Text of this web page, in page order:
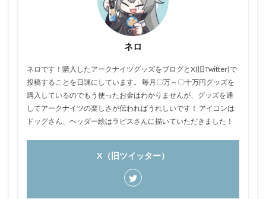
ネロ
ネロです！購入したアークナイツグッズをブログとX(旧Twitter)で
投稿することを日課にしています。 毎月〇万～〇十万円グッズを
購入しているのでもう使ったお金はわかりませんが、グッズを通
してアークナイツの楽しさが伝わればうれしいです！ アイコンは
ドッグさん、ヘッダー絵はラピスさんに描いていただきました！
X（旧ツイッター）